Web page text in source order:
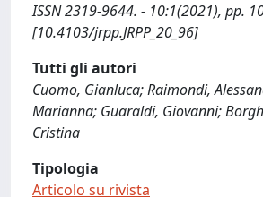
ISSN 2319-9644. - 10:1(2021), pp.
[10.4103/jrpp.JRPP_20_96]
Tutti gli autori
Cuomo, Gianluca; Raimondi,
Marianna; Guaraldi, Giovanni;
Cristina
Tipologia
Articolo su rivista